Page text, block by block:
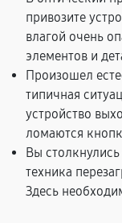
привозите
влагой очень
элементов и
Произошел
типичная
устройство
ломаются
Вы
техника
Здесь